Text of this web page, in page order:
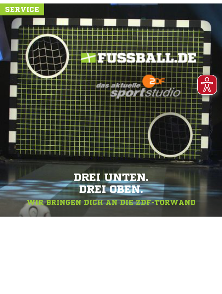
SERVICE
DREI UNTEN.
DREI OBEN.
WIR BRINGEN DICH AN DIE ZDF-TORWAND